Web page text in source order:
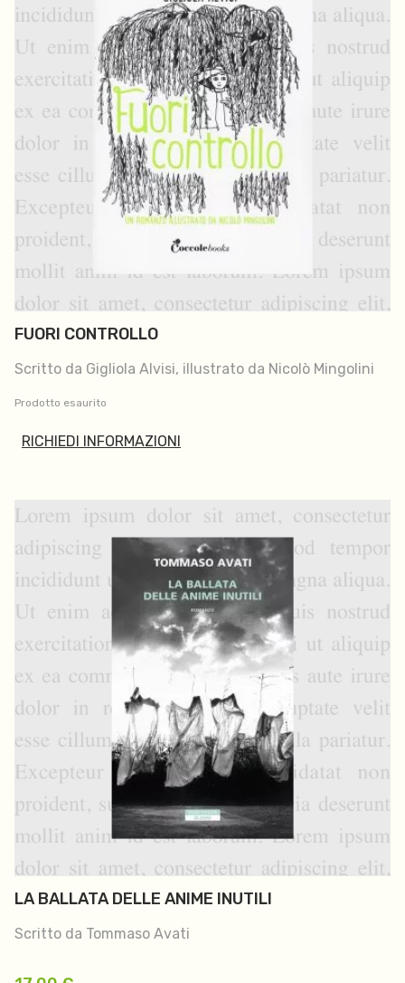
FUORI CONTROLLO
Scritto da Gigliola Alvisi, illustrato da Nicolò Mingolini
Prodotto esaurito
RICHIEDI INFORMAZIONI
LA BALLATA DELLE ANIME INUTILI
Scritto da Tommaso Avati